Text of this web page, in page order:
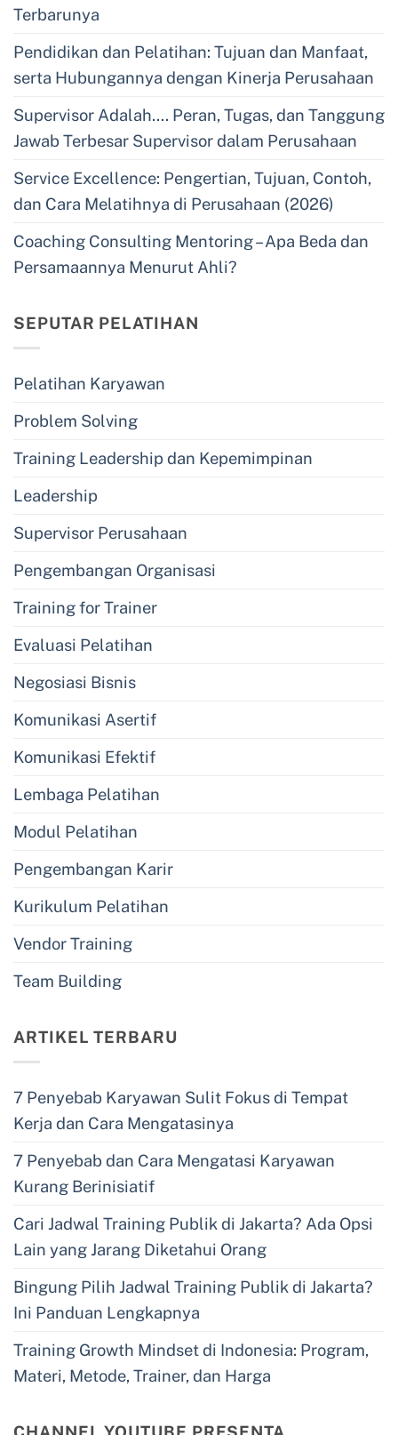
Terbarunya
Pendidikan dan Pelatihan: Tujuan dan Manfaat,
serta Hubungannya dengan Kinerja Perusahaan
Supervisor Adalah…. Peran, Tugas, dan Tanggung
Jawab Terbesar Supervisor dalam Perusahaan
Service Excellence: Pengertian, Tujuan, Contoh,
dan Cara Melatihnya di Perusahaan (2026)
Coaching Consulting Mentoring – Apa Beda dan
Persamaannya Menurut Ahli?
SEPUTAR PELATIHAN
Pelatihan Karyawan
Problem Solving
Training Leadership dan Kepemimpinan
Leadership
Supervisor Perusahaan
Pengembangan Organisasi
Training for Trainer
Evaluasi Pelatihan
Negosiasi Bisnis
Komunikasi Asertif
Komunikasi Efektif
Lembaga Pelatihan
Modul Pelatihan
Pengembangan Karir
Kurikulum Pelatihan
Vendor Training
Team Building
ARTIKEL TERBARU
7 Penyebab Karyawan Sulit Fokus di Tempat
Kerja dan Cara Mengatasinya
7 Penyebab dan Cara Mengatasi Karyawan
Kurang Berinisiatif
Cari Jadwal Training Publik di Jakarta? Ada Opsi
Lain yang Jarang Diketahui Orang
Bingung Pilih Jadwal Training Publik di Jakarta?
Ini Panduan Lengkapnya
Training Growth Mindset di Indonesia: Program,
Materi, Metode, Trainer, dan Harga